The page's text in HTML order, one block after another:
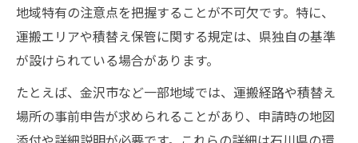
地域特有の注意点を把握することが不可欠です。特に、
運搬エリアや積替え保管に関する規定は、県独自の基準
が設けられている場合があります。
たとえば、金沢市など一部地域では、運搬経路や積替え
場所の事前申告が求められることがあり、申請時の地図